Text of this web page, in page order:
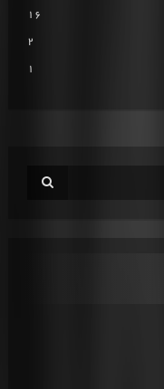
16
2
1